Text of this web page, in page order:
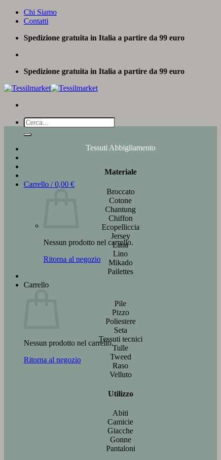
Salta
Chi Siamo
Contatti
Spedizione gratuita in Italia a partire da 99 euro
Spedizione gratuita in Italia a partire da 99 euro
Cerca:
Carrello /0,00 €
Nessun prodotto nel carrello.
Ritorna al negozio
Carrello
Nessun prodotto nel carrello.
Ritorna al negozio
Tessuti Abbigliamento
Materiale
Broccato
Cotone
Chantung
Chiffon
Ecopelliccia
Jersey
Lana
Lino
Mikado
Pailettes
Pile
Pizzo
Poliestere
Seta
Tessuti tecnici
Tulle
Tweed
Raso
Velluto
Utilizzo
Abiti
Camicie
Giacche
Gonne
Pantaloni